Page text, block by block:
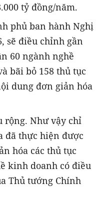
tỷ đồng/năm.
phủ ban hành Nghị
sẽ điều chỉnh gần
60 ngành nghề
bãi bỏ 158 thủ tục
dung đơn giản hóa
rộng. Như vậy chỉ
đã thực hiện được
hóa các thủ tục
kinh doanh có điều
Thủ tướng Chính